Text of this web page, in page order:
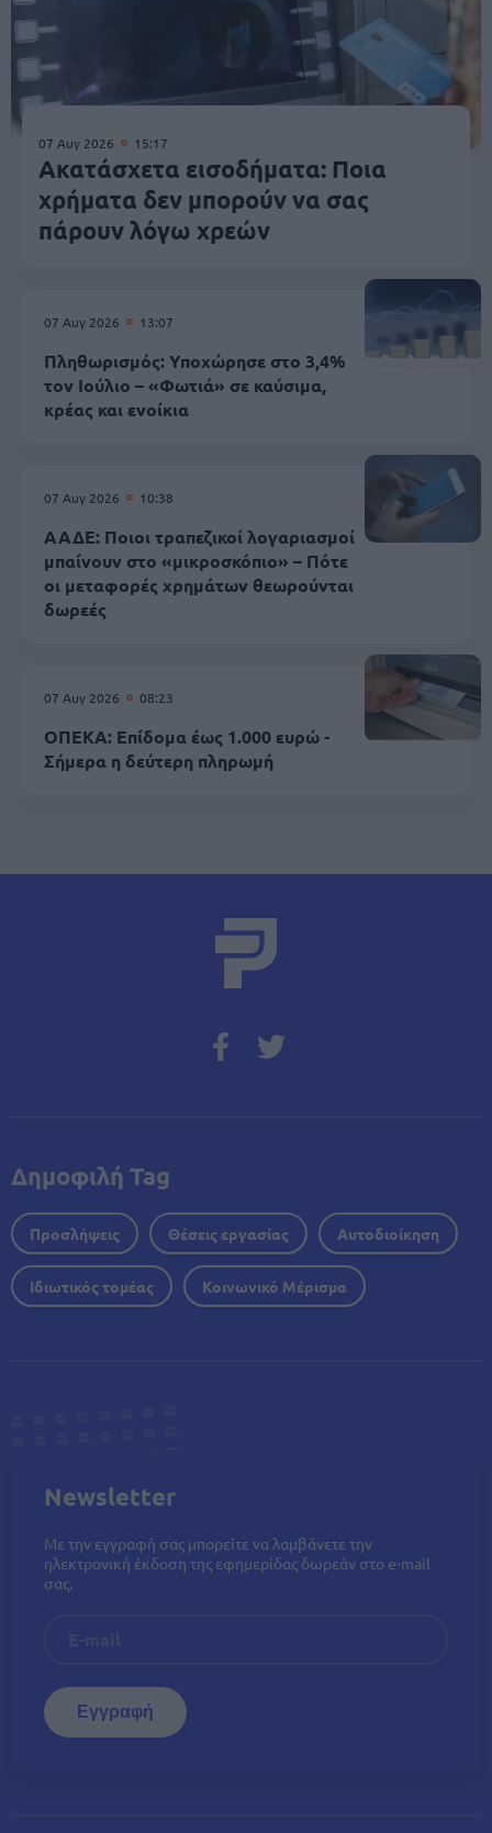
07 Αυγ 2026 15:17
Ακατάσχετα εισοδήματα: Ποια
χρήματα δεν μπορούν να σας
πάρουν λόγω χρεών
07 Αυγ 2026 13:07
Πληθωρισμός: Υποχώρησε στο 3,4%
τον Ιούλιο – «Φωτιά» σε καύσιμα,
κρέας και ενοίκια
07 Αυγ 2026 10:38
ΑΑΔΕ: Ποιοι τραπεζικοί λογαριασμοί
μπαίνουν στο «μικροσκόπιο» – Πότε
οι μεταφορές χρημάτων θεωρούνται
δωρεές
07 Αυγ 2026 08:23
ΟΠΕΚΑ: Επίδομα έως 1.000 ευρώ -
Σήμερα η δεύτερη πληρωμή
Δημοφιλή Tag
Προσλήψεις Θέσεις εργασίας Αυτοδιοίκηση
Ιδιωτικός τομέας Κοινωνικό Μέρισμα
Newsletter
Με την εγγραφή σας μπορείτε να λαμβάνετε την
ηλεκτρονική έκδοση της εφημερίδας δωρεάν στο e-mail
σας.